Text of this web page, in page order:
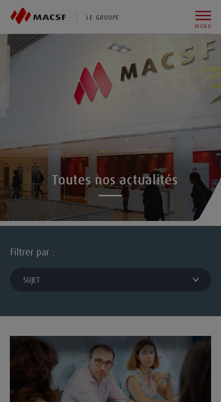
Aller au contenu
Aller au premier menu de navigation
Vous êtes sur le site de MACSF
LE GROUPE
MENU
Toutes nos actualités
Filtrer par :
SUJET
Suivi de carrière et formation : l'accompagnement du